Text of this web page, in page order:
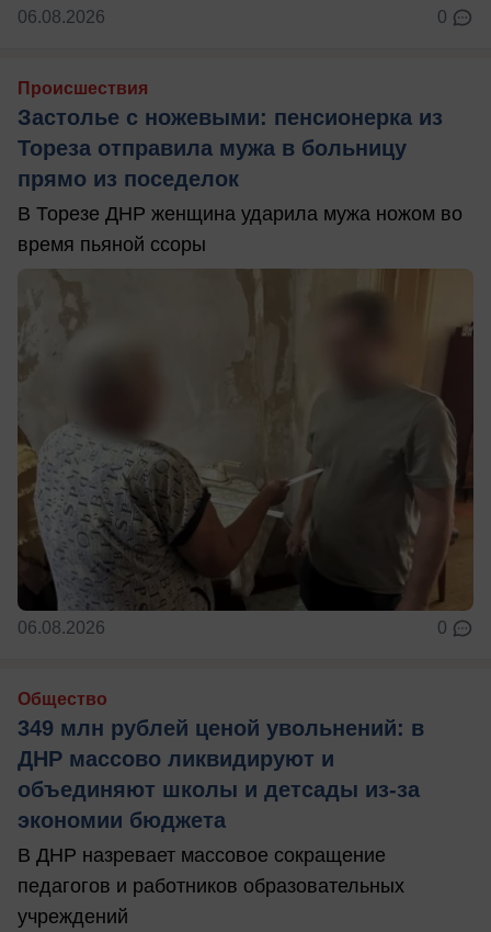
06.08.2026 0
Происшествия
Застолье с ножевыми: пенсионерка из
Тореза отправила мужа в больницу
прямо из поседелок
В Торезе ДНР женщина ударила мужа ножом во
время пьяной ссоры
06.08.2026 0
Общество
349 млн рублей ценой увольнений: в
ДНР массово ликвидируют и
объединяют школы и детсады из-за
экономии бюджета
В ДНР назревает массовое сокращение
педагогов и работников образовательных
учреждений